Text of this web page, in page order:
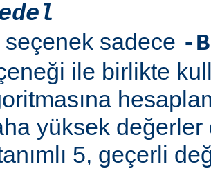
seçenek sadece -B
ile birlikte
yüksek
5, geçerli